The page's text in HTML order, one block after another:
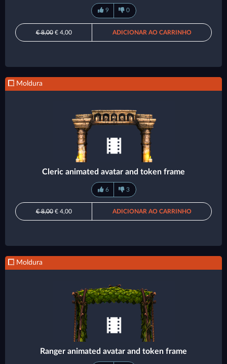
9 0
€ 8,00€ 4,00 ADICIONAR AO CARRINHO
Moldura
Cleric animated avatar and token frame
6 3
€ 8,00€ 4,00 ADICIONAR AO CARRINHO
Moldura
Ranger animated avatar and token frame